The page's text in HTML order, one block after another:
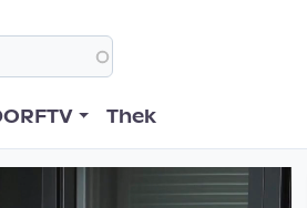
Thek